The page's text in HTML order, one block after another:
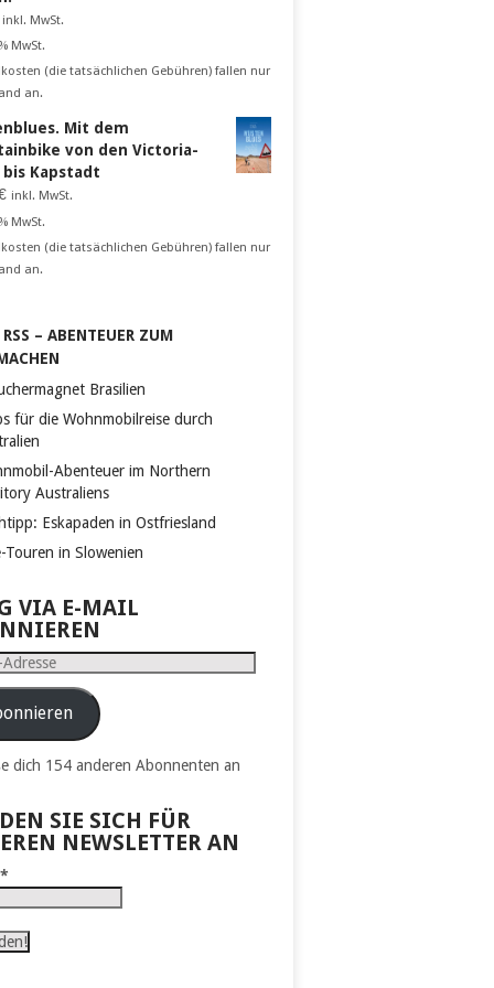
inkl. MwSt.
MwSt.
(die tatsächlichen Gebühren) fallen nur
an.
Mit dem
von den Victoria-
bis Kapstadt
inkl. MwSt.
MwSt.
(die tatsächlichen Gebühren) fallen nur
an.
RSS – ABENTEUER ZUM
Brasilien
für die Wohnmobilreise durch
Abenteuer im Northern
Australiens
Eskapaden in Ostfriesland
Touren in Slowenien
VIA E-MAIL
dich 154 anderen Abonnenten an
SIE SICH FÜR
NEWSLETTER AN
*